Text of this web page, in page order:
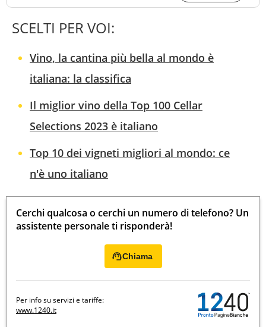
SCELTI PER VOI:
Vino, la cantina più bella al mondo è
italiana: la classifica
Il miglior vino della Top 100 Cellar
Selections 2023 è italiano
Top 10 dei vigneti migliori al mondo: ce
n'è uno italiano
Cerchi qualcosa o cerchi un numero di telefono? Un
assistente personale ti risponderà!
Chiama
Per info su servizi e tariffe:
www.1240.it